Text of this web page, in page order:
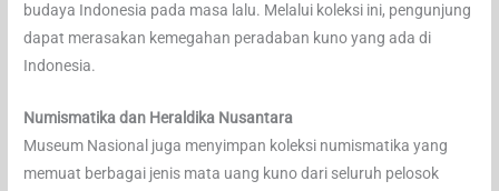
budaya Indonesia pada masa lalu. Melalui koleksi ini, pengunjung
dapat merasakan kemegahan peradaban kuno yang ada di
Indonesia.
Numismatika dan Heraldika Nusantara
Museum Nasional juga menyimpan koleksi numismatika yang
memuat berbagai jenis mata uang kuno dari seluruh pelosok